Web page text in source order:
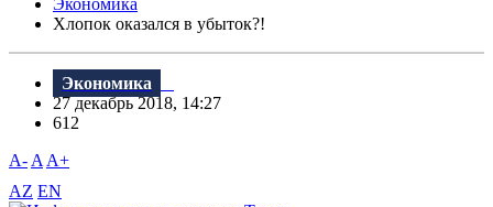
Экономика
Хлопок оказался в убыток?!
Экономика
27 декабрь 2018, 14:27
612
A- A A+
AZ EN